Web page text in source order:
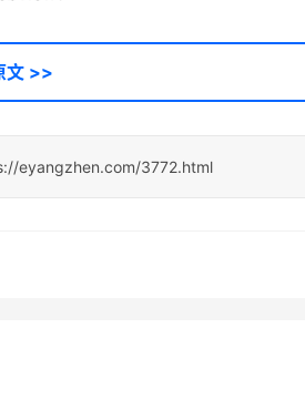
文 >>
eyangzhen.com/3772.html